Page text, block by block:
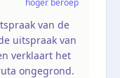
van de
uitspraak van
verklaart het
ongegrond.